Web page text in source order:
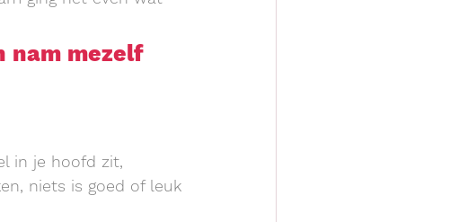
nam mezelf
in je hoofd zit,
niets is goed of leuk